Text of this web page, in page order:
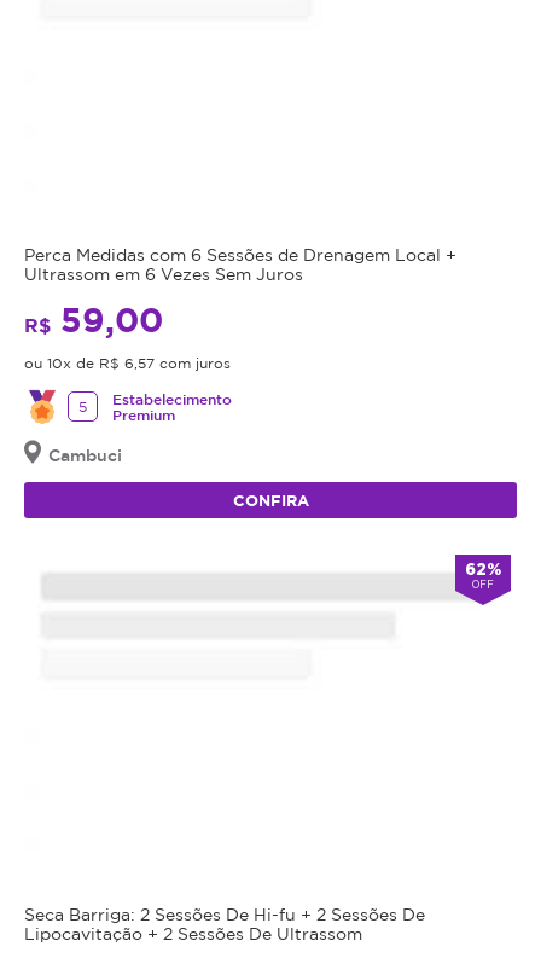
Perca Medidas com 6 Sessões de Drenagem Local +
Ultrassom em 6 Vezes Sem Juros
R$ 59,00
ou 10x de R$ 6,57 com juros
5
Estabelecimento
Premium
Cambuci
CONFIRA
62%
OFF
Seca Barriga: 2 Sessões De Hi-fu + 2 Sessões De
Lipocavitação + 2 Sessões De Ultrassom